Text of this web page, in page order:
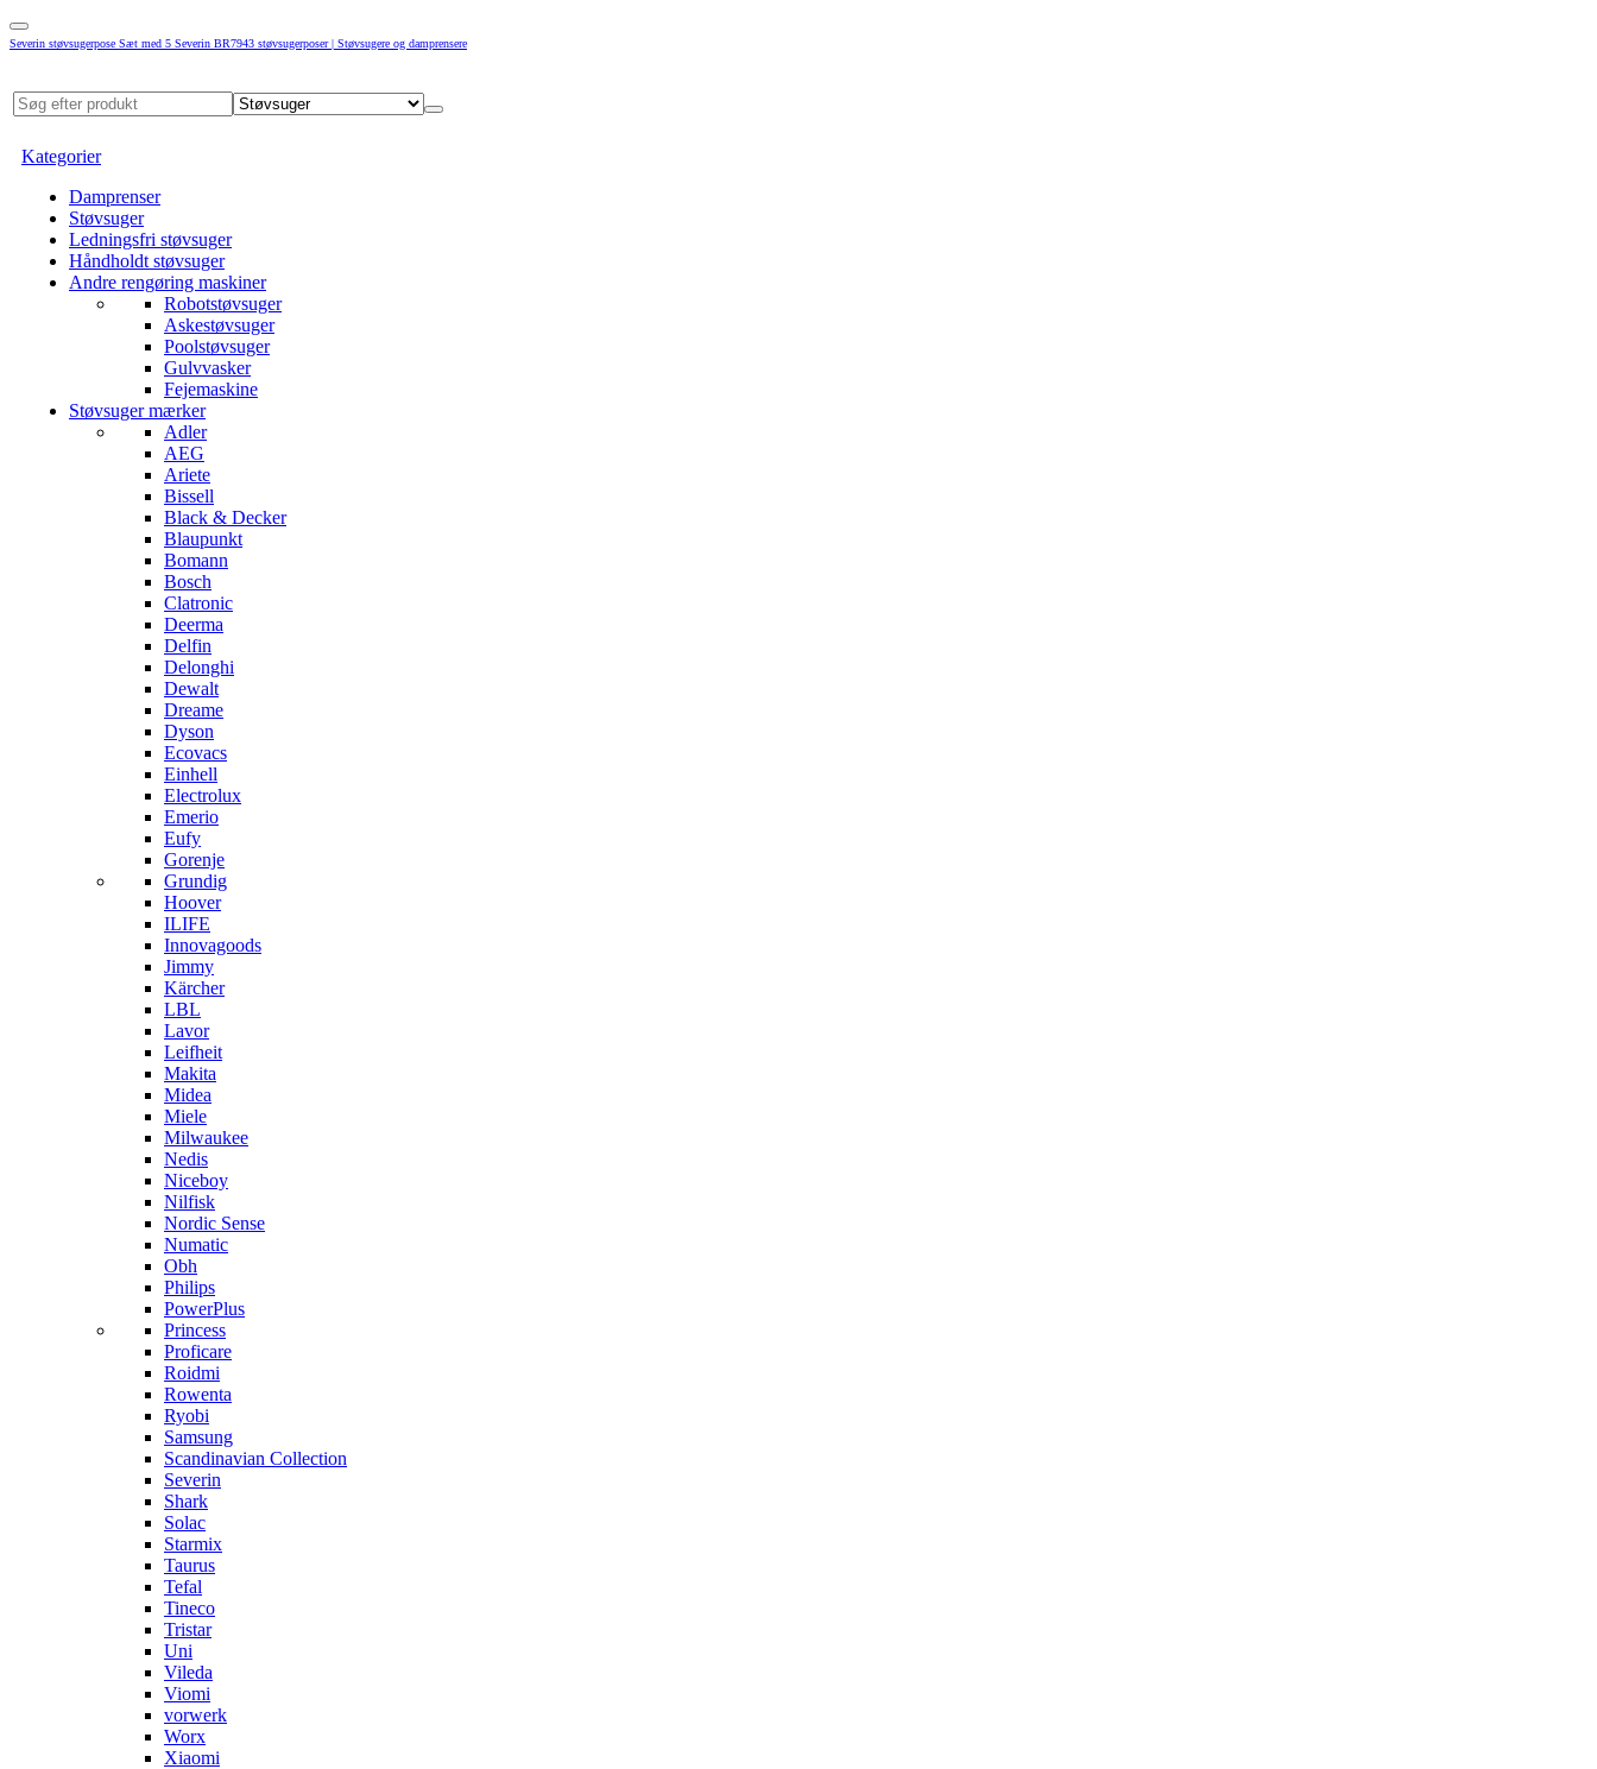
Severin støvsugerpose Sæt med 5 Severin BR7943 støvsugerposer | Støvsugere og damprensere
Kategorier
Damprenser
Støvsuger
Ledningsfri støvsuger
Håndholdt støvsuger
Andre rengøring maskiner
Robotstøvsuger
Askestøvsuger
Poolstøvsuger
Gulvvasker
Fejemaskine
Støvsuger mærker
Adler
AEG
Ariete
Bissell
Black & Decker
Blaupunkt
Bomann
Bosch
Clatronic
Deerma
Delfin
Delonghi
Dewalt
Dreame
Dyson
Ecovacs
Einhell
Electrolux
Emerio
Eufy
Gorenje
Grundig
Hoover
ILIFE
Innovagoods
Jimmy
Kärcher
LBL
Lavor
Leifheit
Makita
Midea
Miele
Milwaukee
Nedis
Niceboy
Nilfisk
Nordic Sense
Numatic
Obh
Philips
PowerPlus
Princess
Proficare
Roidmi
Rowenta
Ryobi
Samsung
Scandinavian Collection
Severin
Shark
Solac
Starmix
Taurus
Tefal
Tineco
Tristar
Uni
Vileda
Viomi
vorwerk
Worx
Xiaomi